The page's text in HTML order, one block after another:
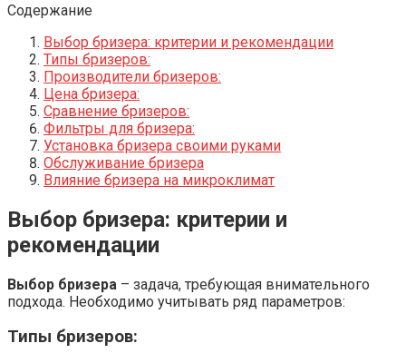
Содержание
Выбор бризера: критерии и рекомендации
Типы бризеров:
Производители бризеров:
Цена бризера:
Сравнение бризеров:
Фильтры для бризера:
Установка бризера своими руками
Обслуживание бризера
Влияние бризера на микроклимат
Выбор бризера: критерии и
рекомендации
Выбор бризера – задача, требующая внимательного
подхода. Необходимо учитывать ряд параметров:
Типы бризеров: